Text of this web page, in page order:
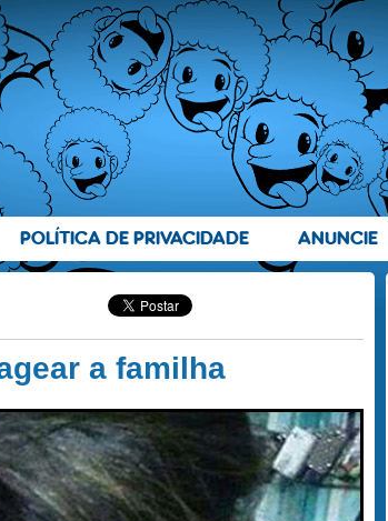
POLÍTICA DE PRIVACIDADE ANUNCIE
a familha